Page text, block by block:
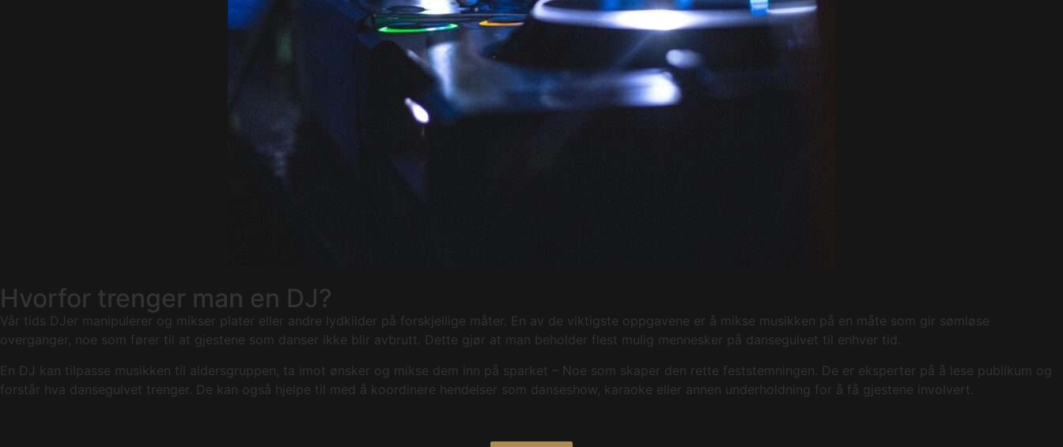
Hvorfor trenger man en DJ?
Vår tids DJer manipulerer og mikser plater eller andre lydkilder på forskjellige måter. En av de viktigste oppgavene er å mikse musikken på en måte som gir sømløse
overganger, noe som fører til at gjestene som danser ikke blir avbrutt. Dette gjør at man beholder flest mulig mennesker på dansegulvet til enhver tid.
En DJ kan tilpasse musikken til aldersgruppen, ta imot ønsker og mikse dem inn på sparket – Noe som skaper den rette feststemningen. De er eksperter på å lese publikum og
forstår hva dansegulvet trenger. De kan også hjelpe til med å koordinere hendelser som danseshow, karaoke eller annen underholdning for å få gjestene involvert.